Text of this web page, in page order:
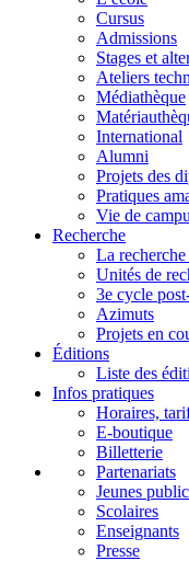
Cursus
Admissions
Stages et
Ateliers
Médiathèque
International
Alumni
Projets des
Pratiques
Vie de
Recherche
La recherche
Unités de
3e cycle
Azimuts
Projets en
Éditions
Liste des
Infos pratiques
Horaires,
E-boutique
Billetterie
Partenariats
Jeunes
Scolaires
Enseignants
Presse